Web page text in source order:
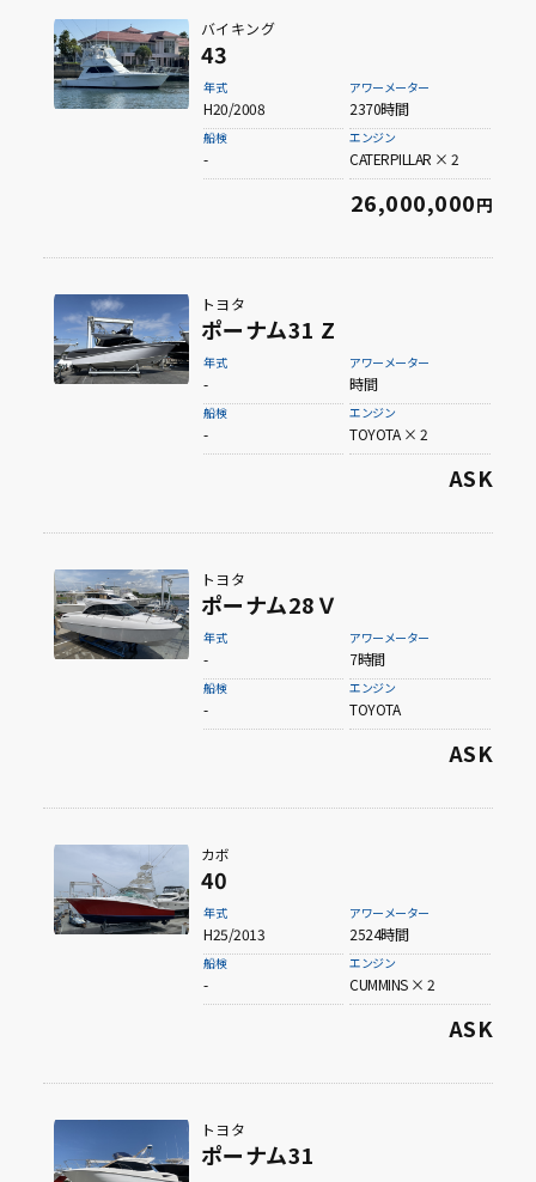
バイキング
43
年式
H20/2008
アワーメーター
2370時間
船検
-
エンジン
CATERPILLAR × 2
26,000,000円
トヨタ
ポーナム31 Z
年式
-
アワーメーター
時間
船検
-
エンジン
TOYOTA × 2
ASK
トヨタ
ポーナム28Ｖ
年式
-
アワーメーター
7時間
船検
-
エンジン
TOYOTA
ASK
カボ
40
年式
H25/2013
アワーメーター
2524時間
船検
-
エンジン
CUMMINS × 2
ASK
トヨタ
ポーナム31